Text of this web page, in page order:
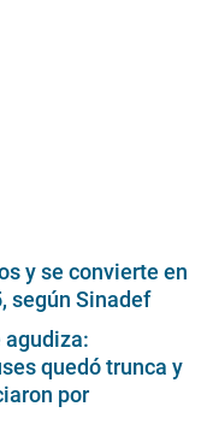
y se convierte en
según Sinadef
agudiza:
quedó trunca y
por